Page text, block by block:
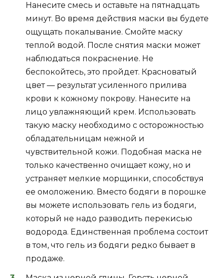
Нанесите смесь и оставьте на пятнадцать
минут. Во время действия маски вы будете
ощущать покалывание. Смойте маску
теплой водой. После снятия маски может
наблюдаться покраснение. Не
беспокойтесь, это пройдет. Красноватый
цвет — результат усиленного прилива
крови к кожному покрову. Нанесите на
лицо увлажняющий крем. Использовать
такую маску необходимо с осторожностью
обладательницам нежной и
чувствительной кожи. Подобная маска не
только качественно очищает кожу, но и
устраняет мелкие морщинки, способствуя
ее омоложению. Вместо бодяги в порошке
вы можете использовать гель из бодяги,
который не надо разводить перекисью
водорода. Единственная проблема состоит
в том, что гель из бодяги редко бывает в
продаже.